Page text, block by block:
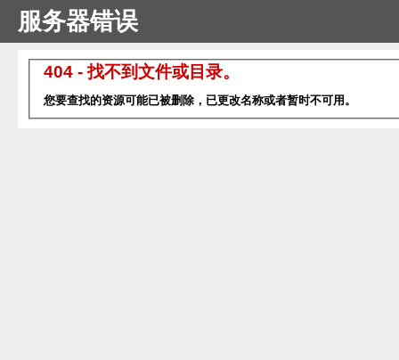
服务器错误
404 - 找不到文件或目录。
您要查找的资源可能已被删除，已更改名称或者暂时不可用。